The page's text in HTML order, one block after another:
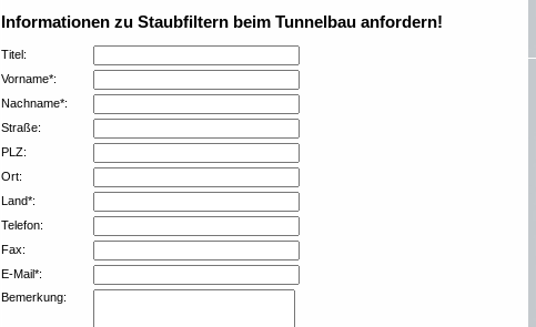
Informationen zu Staubfiltern beim Tunnelbau anfordern!
Titel:
Vorname*:
Nachname*:
Straße:
PLZ:
Ort:
Land*:
Telefon:
Fax:
E-Mail*:
Bemerkung: